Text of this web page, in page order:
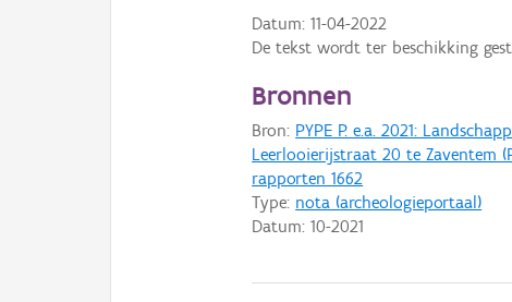
Datum:11-04-2022
De tekst wordt ter beschikking
Bronnen
Bron: PYPE P. e.a. 2021:
Leerlooierijstraat 20 te Zaventem
rapporten 1662
Type: nota (archeologieportaal)
Datum:10-2021